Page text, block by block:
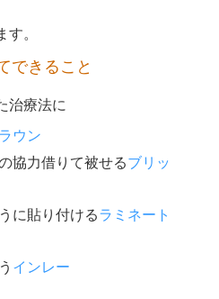
す。
できること
治療法に
ウン
協力借りて被せるブリッ
に貼り付けるラミネート
インレー